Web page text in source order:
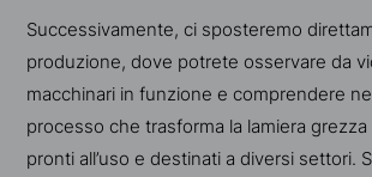
Successivamente, ci sposteremo
produzione, dove potrete osservare da
macchinari in funzione e comprendere
processo che trasforma la lamiera
pronti all’uso e destinati a diversi settori.